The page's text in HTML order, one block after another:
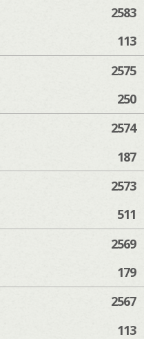
2583
113
2575
250
2574
187
2573
511
2569
179
2567
113